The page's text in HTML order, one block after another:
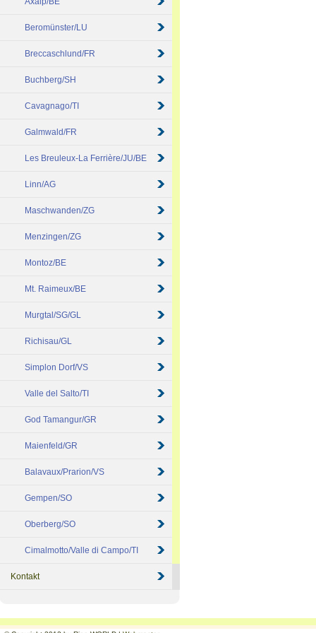
Beromünster/LU
Breccaschlund/FR
Buchberg/SH
Cavagnago/TI
Galmwald/FR
Les Breuleux-La Ferrière/JU/BE
Linn/AG
Maschwanden/ZG
Menzingen/ZG
Montoz/BE
Mt. Raimeux/BE
Murgtal/SG/GL
Richisau/GL
Simplon Dorf/VS
Valle del Salto/TI
God Tamangur/GR
Maienfeld/GR
Balavaux/Prarion/VS
Gempen/SO
Oberberg/SO
Cimalmotto/Valle di Campo/TI
Kontakt